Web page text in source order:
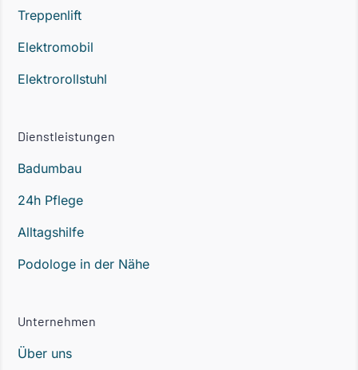
Treppenlift
Elektromobil
Elektrorollstuhl
Dienstleistungen
Badumbau
24h Pflege
Alltagshilfe
Podologe in der Nähe
Unternehmen
Über uns